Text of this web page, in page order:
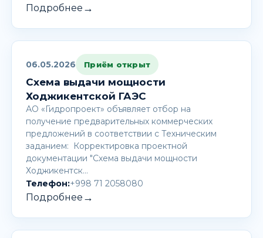
Подробнее →
06.05.2026 Приём открыт
Схема выдачи мощности
Ходжикентской ГАЭС
АО «Гидропроект» объявляет отбор на
получение предварительных коммерческих
предложений в соответствии с Техническим
заданием: Корректировка проектной
документации "Схема выдачи мощности
Ходжикентск…
Телефон:+998 71 2058080
Подробнее →